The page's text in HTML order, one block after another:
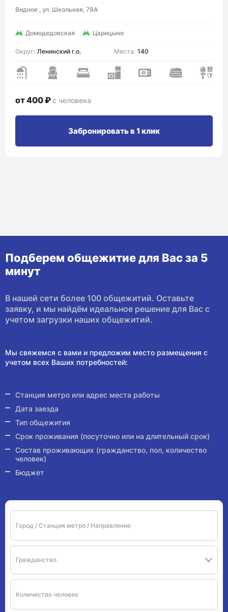
Видное , ул. Школьная, 79А
Домодедовская Царицыно
Округ: Ленинский г.о. Места: 140
от 400 ₽с человека
Забронировать в 1 клик
Подберем общежитие для Вас за 5
минут
В нашей сети более 100 общежитий. Оставьте
заявку, и мы найдём идеальное решение для Вас с
учетом загрузки наших общежитий.
Мы свяжемся с вами и предложим место размещения с
учетом всех Ваших потребностей:
Станция метро или адрес места работы
Дата заезда
Тип общежития
Срок проживания (посуточно или на длительный срок)
Состав проживающих (гражданство, пол, количество
человек)
Бюджет
Гражданство